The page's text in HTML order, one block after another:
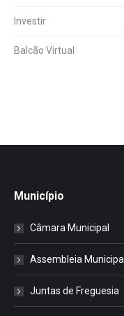
Investir
Balcão Virtual
Município
Câmara Municipal
Assembleia Municipal
Juntas de Freguesia